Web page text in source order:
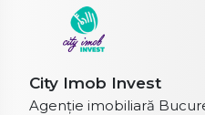
City Imob Invest
Agenție imobiliară